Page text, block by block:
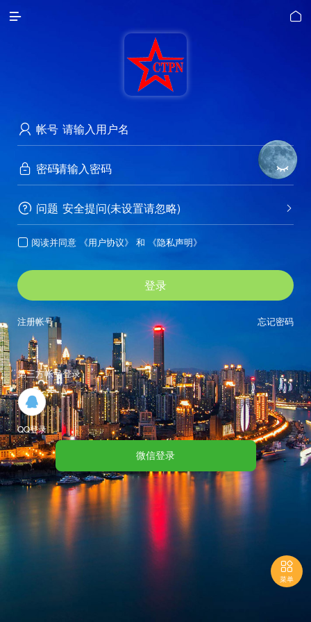
 
 帐号
 密码 
 问题 
安全提问(未设置请忽略)
 阅读并同意 《用户协议》 和 《隐私声明》
登录
忘记密码
注册帐号
第三方帐号登录

QQ登录
微信登录

菜单